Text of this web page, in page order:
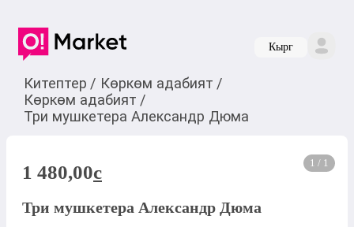
Кырг
Китептер / Көркөм адабият /
Көркөм адабият /
Три мушкетера Александр Дюма
1 / 1
1 480,00c
Три мушкетера Александр Дюма